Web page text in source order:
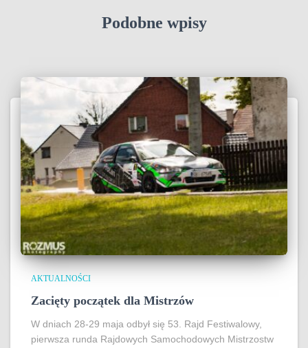
Podobne wpisy
AKTUALNOŚCI
Zacięty początek dla Mistrzów
W dniach 28-29 maja odbył się 53. Rajd Festiwalowy,
pierwsza runda Rajdowych Samochodowych Mistrzostw